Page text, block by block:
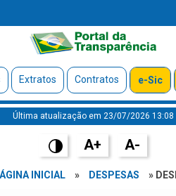
Extratos Contratos e-Sic
Última atualização em 23/07/2026 13:08
A+ A-
INICIAL » DESPESAS »